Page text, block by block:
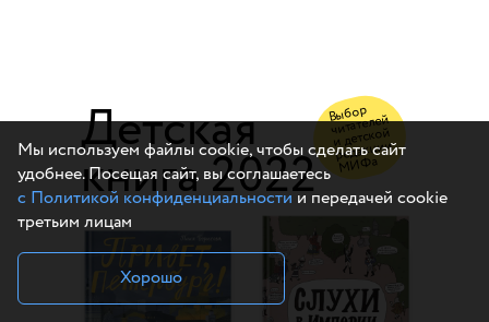
Детская
книга 2022
Выбор
читателей
и детской
редакции
МИФа
Мы используем файлы cookie, чтобы сделать сайт
удобнее. Посещая сайт, вы соглашаетесь
с Политикой конфиденциальностии передачей cookie
третьим лицам
Хорошо